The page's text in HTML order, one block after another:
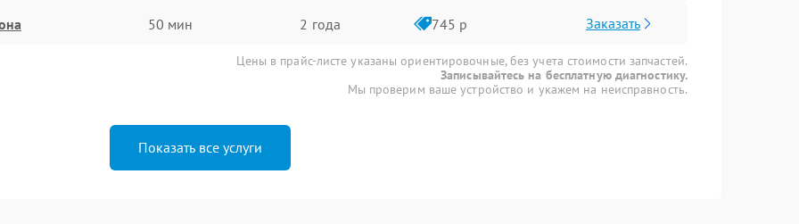
50 мин 2 года 745 р Заказать
Цены в прайс-листе указаны ориентировочные, без учета стоимости запчастей.
Записывайтесь на бесплатную диагностику.
Мы проверим ваше устройство и укажем на неисправность.
Показать все услуги